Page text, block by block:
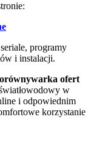
programy
i instalacji.
ofert
w
i odpowiednim
korzystanie